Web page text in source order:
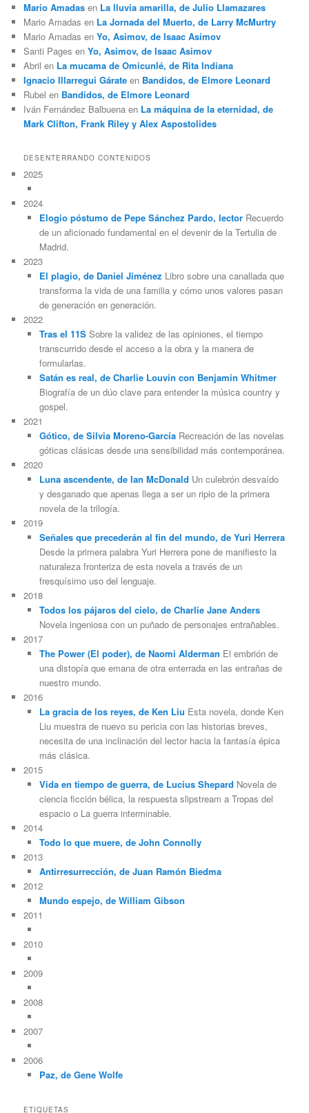
Mario Amadas en La lluvia amarilla, de Julio Llamazares
Mario Amadas en La Jornada del Muerto, de Larry McMurtry
Mario Amadas enYo, Asimov, de Isaac Asimov
Santi Pages enYo, Asimov, de Isaac Asimov
Abril en La mucama de Omicunlé, de Rita Indiana
Ignacio Illarregui Gárate en Bandidos, de Elmore Leonard
Rubel en Bandidos, de Elmore Leonard
Iván Fernández Balbuena en La máquina de la eternidad, de
Mark Clifton, Frank Riley y Alex Aspostolides
DESENTERRANDO CONTENIDOS
2025
2024
Elogio póstumo de Pepe Sánchez Pardo, lectorRecuerdo
de un aficionado fundamental en el devenir de la Tertulia de
Madrid.
2023
El plagio, de Daniel Jiménez Libro sobre una canallada que
transforma la vida de una familia y cómo unos valores pasan
de generación en generación.
2022
Tras el 11SSobre la validez de las opiniones, el tiempo
transcurrido desde el acceso a la obra y la manera de
formularlas.
Satán es real, de Charlie Louvin con Benjamin Whitmer
Biografía de un dúo clave para entender la música country y
gospel.
2021
Gótico, de Silvia Moreno-GarcíaRecreación de las novelas
góticas clásicas desde una sensibilidad más contemporánea.
2020
Luna ascendente, de Ian McDonald Un culebrón desvaído
y desganado que apenas llega a ser un ripio de la primera
novela de la trilogía.
2019
Señales que precederán al fin del mundo, de Yuri Herrera
Desde la primera palabra Yuri Herrera pone de manifiesto la
naturaleza fronteriza de esta novela a través de un
fresquísimo uso del lenguaje.
2018
Todos los pájaros del cielo, de Charlie Jane Anders
Novela ingeniosa con un puñado de personajes entrañables.
2017
The Power (El poder), de Naomi Alderman El embrión de
una distopía que emana de otra enterrada en las entrañas de
nuestro mundo.
2016
La gracia de los reyes, de Ken Liu Esta novela, donde Ken
Liu muestra de nuevo su pericia con las historias breves,
necesita de una inclinación del lector hacia la fantasía épica
más clásica.
2015
Vida en tiempo de guerra, de Lucius Shepard Novela de
ciencia ficción bélica, la respuesta slipstream a Tropas del
espacio o La guerra interminable.
2014
Todo lo que muere, de John Connolly
2013
Antirresurrección, de Juan Ramón Biedma
2012
Mundo espejo, de William Gibson
2011
2010
2009
2008
2007
2006
Paz, de Gene Wolfe
ETIQUETAS